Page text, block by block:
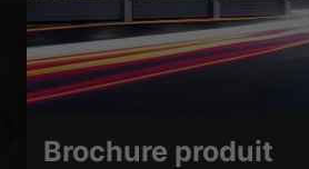
Brochure produit